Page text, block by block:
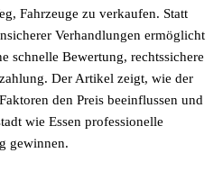
Fahrzeuge zu verkaufen. Statt
Verhandlungen ermöglicht
schnelle Bewertung, rechtssichere
Der Artikel zeigt, wie der
den Preis beeinflussen und
wie Essen professionelle
gewinnen.